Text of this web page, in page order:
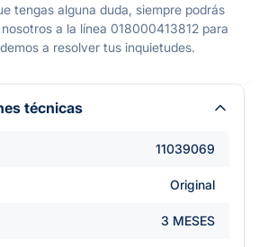
tengas alguna duda, siempre podrás
a la línea 018000413812 para
a resolver tus inquietudes.
técnicas
11039069
Original
3 MESES